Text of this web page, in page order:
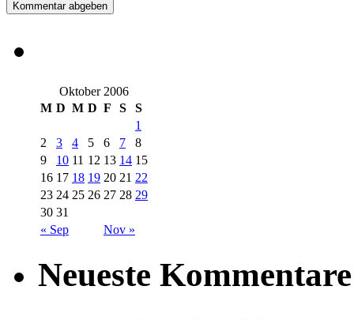
Oktober 2006
M D M D F S S
« Sep Nov »
1
2
3 4 5 6 7
8
9
10 11 12 13 14 15
16 17 18 19 20 21 22
23 24 25 26 27 28 29
30 31
Neueste Kommentare